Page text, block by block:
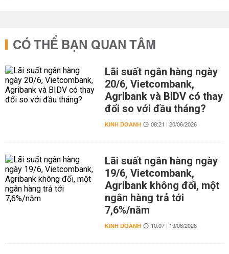
CÓ THỂ BẠN QUAN TÂM
Lãi suất ngân hàng ngày
20/6, Vietcombank,
Agribank và BIDV có thay
đổi so với đầu tháng?
KINH DOANH 08:21 | 20/06/2026
Lãi suất ngân hàng ngày
19/6, Vietcombank,
Agribank không đổi, một
ngân hàng trả tới
7,6%/năm
KINH DOANH 10:07 | 19/06/2026